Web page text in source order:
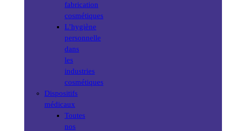
fabrication
cosmétiques
L’hygiène
personnelle
dans
les
industries
cosmétiques
Dispositifs
médicaux
Toutes
nos